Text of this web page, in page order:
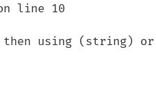
line 10
then using (string)